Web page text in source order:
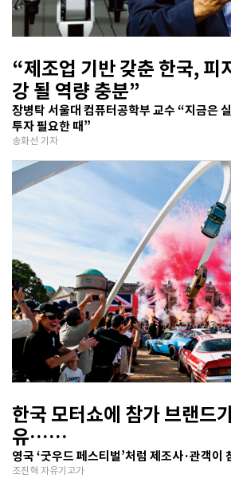
“제조업 기반 갖춘 한국, 피
강 될 역량 충분”
장병탁 서울대 컴퓨터공학부 교수 “지금은
투자 필요한 때”
송화선 기자
한국 모터쇼에 참가 브랜드
유…
행사 정체성이 모호
영국 ‘굿우드 페스티벌’처럼 제조사·관객이
조진혁 자유기고가